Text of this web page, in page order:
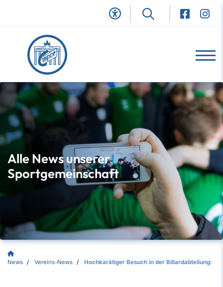
Alle News unserer
Sportgemeinschaft
News Vereins-News Hochkarätiger Besuch in der Billardabteilung: